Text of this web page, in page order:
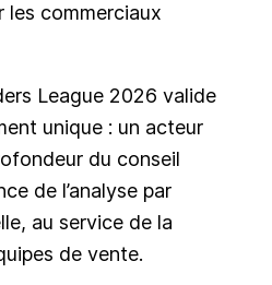
les commerciaux
League 2026 valide
unique : un acteur
du conseil
de l’analyse par
au service de la
de vente.